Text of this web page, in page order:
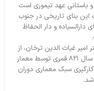
باستاني عهد تيموري است
اين بناي تاريخي در جنوب
دارالسياده و دار الحفاظ
غياث الدين ترخان، از
امراي جغتايي، همسر شاهرخ تيموري در سال ۸۲۱ قمري توسط معمار
سبك معماري دوران